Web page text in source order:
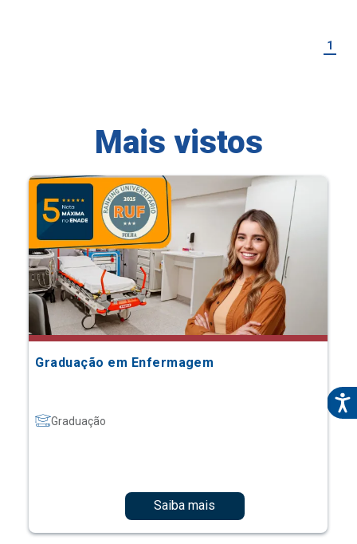
1
Mais vistos
Graduação em Enfermagem
Graduação
Saiba mais